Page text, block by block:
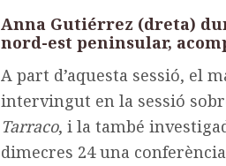
Anna Gutiérrez (dreta)
nord-est peninsular,
A part d’aquesta sessió, el
intervingut en la sessió
Tarraco, i la també
dimecres 24 una